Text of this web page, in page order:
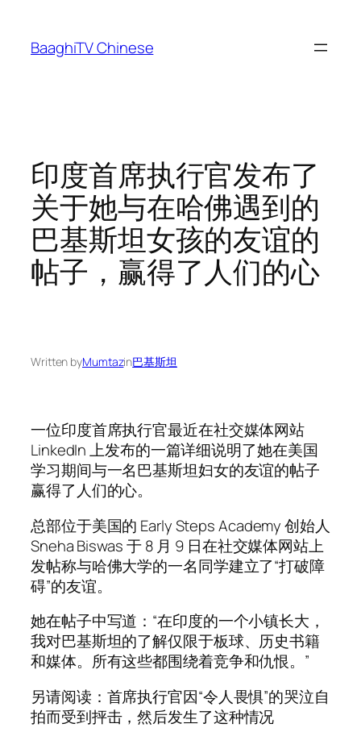
content
BaaghiTV Chinese
印度首席执行官发布了
关于她与在哈佛遇到的
巴基斯坦女孩的友谊的
帖子，赢得了人们的心
Written byMumtazin巴基斯坦
一位印度首席执行官最近在社交媒体网站
LinkedIn 上发布的一篇详细说明了她在美国
学习期间与一名巴基斯坦妇女的友谊的帖子
赢得了人们的心。
总部位于美国的 Early Steps Academy 创始人
Sneha Biswas 于 8 月 9 日在社交媒体网站上
发帖称与哈佛大学的一名同学建立了“打破障
碍”的友谊。
她在帖子中写道：“在印度的一个小镇长大，
我对巴基斯坦的了解仅限于板球、历史书籍
和媒体。所有这些都围绕着竞争和仇恨。”
另请阅读：首席执行官因“令人畏惧”的哭泣自
拍而受到抨击，然后发生了这种情况